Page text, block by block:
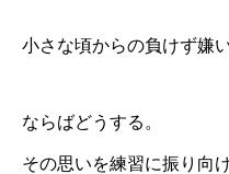
小さな頃からの負けず嫌
ならばどうする。
その思いを練習に振り向